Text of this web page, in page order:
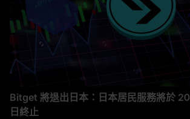
Bitget 將退出日本：日本居民服務將於
日終止